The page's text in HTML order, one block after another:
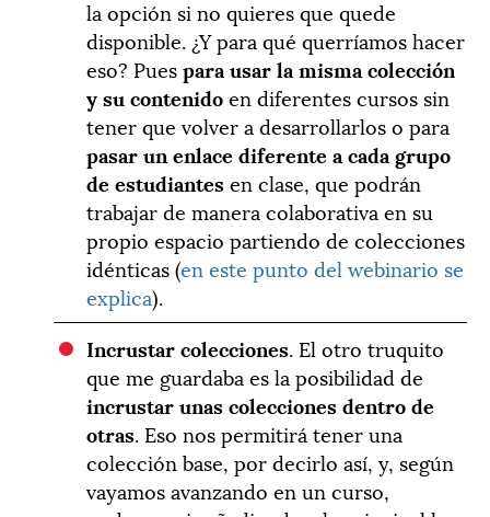
la opción si no quieres que quede
disponible. ¿Y para qué querríamos hacer
eso? Puespara usar la misma colección
y su contenidoen diferentes cursos sin
tener que volver a desarrollarlos o para
pasar un enlace diferente a cada grupo
de estudiantesen clase, que podrán
trabajar de manera colaborativa en su
propio espacio partiendo de colecciones
idénticas (en este punto del webinario se
explica).
Incrustar colecciones. El otro truquito
que me guardaba es la posibilidad de
incrustar unas colecciones dentro de
otras. Eso nos permitirá tener una
colección base, por decirlo así, y, según
vayamos avanzando en un curso,